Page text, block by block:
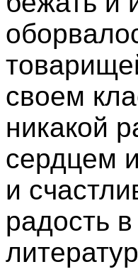
своем
никакой
сердцем
и
радость